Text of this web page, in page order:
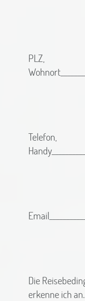
PLZ,
Telefon,
Die
erkenne ich